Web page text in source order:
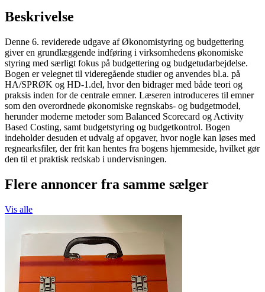
Beskrivelse
Denne 6. reviderede udgave af Økonomistyring og budgettering
giver en grundlæggende indføring i virksomhedens økonomiske
styring med særligt fokus på budgettering og budgetudarbejdelse.
Bogen er velegnet til videregående studier og anvendes bl.a. på
HA/SPRØK og HD-1.del, hvor den bidrager med både teori og
praksis inden for de centrale emner. Læseren introduceres til emner
som den overordnede økonomiske regnskabs- og budgetmodel,
herunder moderne metoder som Balanced Scorecard og Activity
Based Costing, samt budgetstyring og budgetkontrol. Bogen
indeholder desuden et udvalg af opgaver, hvor nogle kan løses med
regnearksfiler, der frit kan hentes fra bogens hjemmeside, hvilket gør
den til et praktisk redskab i undervisningen.
Flere annoncer fra samme sælger
Vis alle